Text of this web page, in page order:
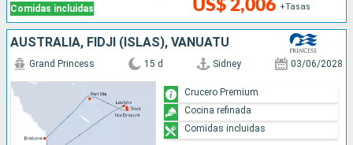
Comidas incluidas US$ 2,006 +Tasas
AUSTRALIA, FIDJI (ISLAS), VANUATU
Grand Princess 15 d Sidney 03/06/2028
Crucero Premium
Cocina refinada
Comidas incluidas